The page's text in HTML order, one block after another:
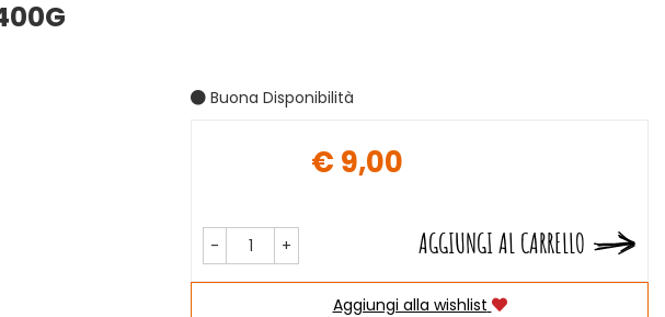
Buona Disponibilità
€ 9,00
- + AGGIUNGI AL CARRELLO
Aggiungi alla wishlist